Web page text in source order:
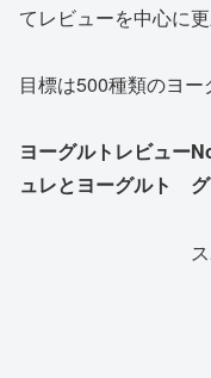
てレビューを中心に更
目標は500種類のヨー
ヨーグルトレビュー
ュレとヨーグルト グ